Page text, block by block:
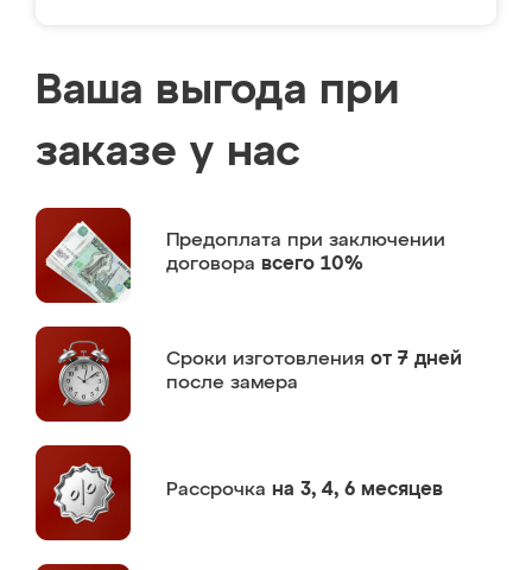
Ваша выгода при
заказе у нас
Предоплата при заключении
договора всего 10%
Сроки изготовления от 7 дней
после замера
Рассрочка на 3, 4, 6 месяцев